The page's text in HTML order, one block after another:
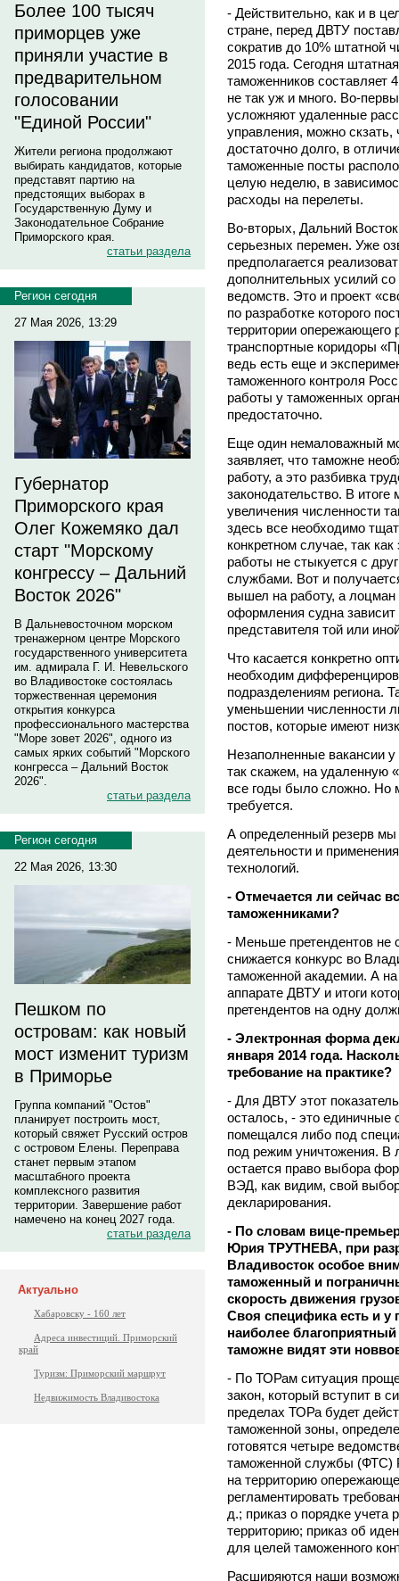
Более 100 тысяч
приморцев уже
приняли участие в
предварительном
голосовании
"Единой России"
Жители региона продолжают
выбирать кандидатов, которые
представят партию на
предстоящих выборах в
Государственную Думу и
Законодательное Собрание
Приморского края.
статьи раздела
Регион сегодня
27 Мая 2026, 13:29
Губернатор
Приморского края
Олег Кожемяко дал
старт "Морскому
конгрессу – Дальний
Восток 2026"
В Дальневосточном морском
тренажерном центре Морского
государственного университета
им. адмирала Г. И. Невельского
во Владивостоке состоялась
торжественная церемония
открытия конкурса
профессионального мастерства
"Море зовет 2026", одного из
самых ярких событий "Морского
конгресса – Дальний Восток
2026".
статьи раздела
Регион сегодня
22 Мая 2026, 13:30
Пешком по
островам: как новый
мост изменит туризм
в Приморье
Группа компаний "Остов"
планирует построить мост,
который свяжет Русский остров
с островом Елены. Переправа
станет первым этапом
масштабного проекта
комплексного развития
территории. Завершение работ
намечено на конец 2027 года.
статьи раздела
Актуально
Хабаровску - 160 лет
Адреса инвестиций. Приморский
край
Туризм: Приморский маршрут
Недвижимость Владивостока
- Действительно, как и в
стране, перед ДВТУ
сократив до 10% штатной
2015 года. Сегодня
таможенников составляет
не так уж и много. Во-
усложняют удаленные
управления, можно
достаточно долго, в
таможенные посты
целую неделю, в
расходы на перелеты.
Во-вторых, Дальний
серьезных перемен. Уже
предполагается
дополнительных усилий
ведомств. Это и проект
по разработке которого
территории
транспортные коридоры
ведь есть еще и
таможенного контроля
работы у таможенных
предостаточно.
Еще один немаловажный
заявляет, что таможне
работу, а это разбивка
законодательство. В
увеличения численности
здесь все необходимо
конкретном случае, так
работы не стыкуется с
службами. Вот и
вышел на работу, а лоцман
оформления судна
представителя той или
Что касается конкретно
необходим
подразделениям региона.
уменьшении численности
постов, которые имеют
Незаполненные вакансии у
так скажем, на удаленную
все годы было сложно. Но
требуется.
А определенный резерв мы
деятельности и
технологий.
- Отмечается ли сейчас
таможенниками?
- Меньше претендентов не
снижается конкурс во
таможенной академии. А
аппарате ДВТУ и итоги
претендентов на одну
- Электронная форма
января 2014 года.
требование на практике?
- Для ДВТУ этот
осталось, - это единичные
помещался либо под
под режим уничтожения. В
остается право выбора
ВЭД, как видим, свой
декларирования.
- По словам вице-
Юрия ТРУТНЕВА, при
Владивосток особое
таможенный и
скорость движения
Своя специфика есть и
наиболее
таможне видят эти
- По ТОРам ситуация
закон, который вступит в
пределах ТОРа будет
таможенной зоны,
готовятся четыре
таможенной службы (ФТС)
на территорию
регламентировать
д.; приказ о порядке
территорию; приказ об
для целей таможенного
Расширяются наши